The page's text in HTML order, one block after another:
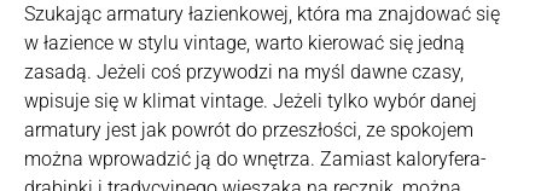
Szukając armatury łazienkowej, która ma znajdować się
w łazience w stylu vintage, warto kierować się jedną
zasadą. Jeżeli coś przywodzi na myśl dawne czasy,
wpisuje się w klimat vintage. Jeżeli tylko wybór danej
armatury jest jak powrót do przeszłości, ze spokojem
można wprowadzić ją do wnętrza. Zamiast kaloryfera-